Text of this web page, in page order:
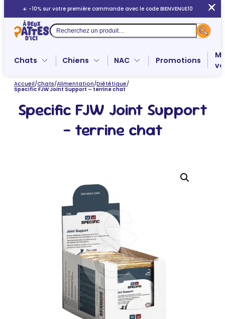
au
contenu
☀️ -10% sur votre première commande avec le code BIENVENUE10
Recherche
Chats Chiens NAC Promotions
Accueil/Chats/Alimentation/Diététique/
Specific FJW Joint Support – terrine chat
Specific FJW Joint Support
– terrine chat